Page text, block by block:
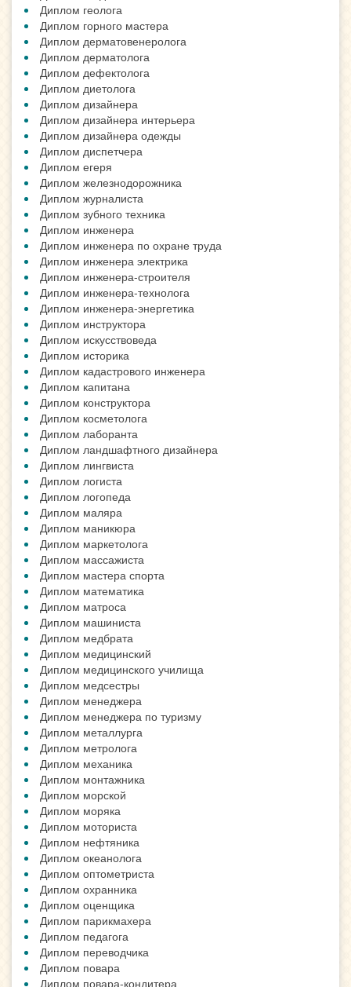
Диплом геолога
Диплом горного мастера
Диплом дерматовенеролога
Диплом дерматолога
Диплом дефектолога
Диплом диетолога
Диплом дизайнера
Диплом дизайнера интерьера
Диплом дизайнера одежды
Диплом диспетчера
Диплом егеря
Диплом железнодорожника
Диплом журналиста
Диплом зубного техника
Диплом инженера
Диплом инженера по охране труда
Диплом инженера электрика
Диплом инженера-строителя
Диплом инженера-технолога
Диплом инженера-энергетика
Диплом инструктора
Диплом искусствоведа
Диплом историка
Диплом кадастрового инженера
Диплом капитана
Диплом конструктора
Диплом косметолога
Диплом лаборанта
Диплом ландшафтного дизайнера
Диплом лингвиста
Диплом логиста
Диплом логопеда
Диплом маляра
Диплом маникюра
Диплом маркетолога
Диплом массажиста
Диплом мастера спорта
Диплом математика
Диплом матроса
Диплом машиниста
Диплом медбрата
Диплом медицинский
Диплом медицинского училища
Диплом медсестры
Диплом менеджера
Диплом менеджера по туризму
Диплом металлурга
Диплом метролога
Диплом механика
Диплом монтажника
Диплом морской
Диплом моряка
Диплом моториста
Диплом нефтяника
Диплом океанолога
Диплом оптометриста
Диплом охранника
Диплом оценщика
Диплом парикмахера
Диплом педагога
Диплом переводчика
Диплом повара
Диплом повара-кондитера